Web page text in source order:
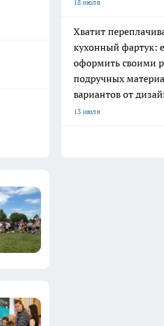
18 июля
Хватит
кухонный фартук:
оформить своими
подручных
вариантов от
13 июля